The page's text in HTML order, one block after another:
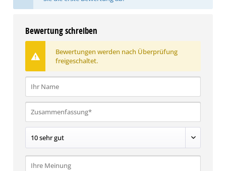
Bewertung schreiben
Bewertungen werden nach Überprüfung
freigeschaltet.